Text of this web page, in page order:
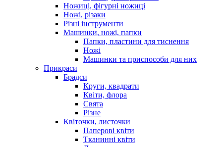
Ножиці, фігурні ножиці
Ножі, різаки
Різні інструменти
Машинки, ножі, папки
Папки, пластини для тиснення
Ножі
Машинки та приспособи для них
Прикраси
Брадси
Круги, квадрати
Квіти, флора
Свята
Різне
Квіточки, листочки
Паперові квіти
Тканинні квіти